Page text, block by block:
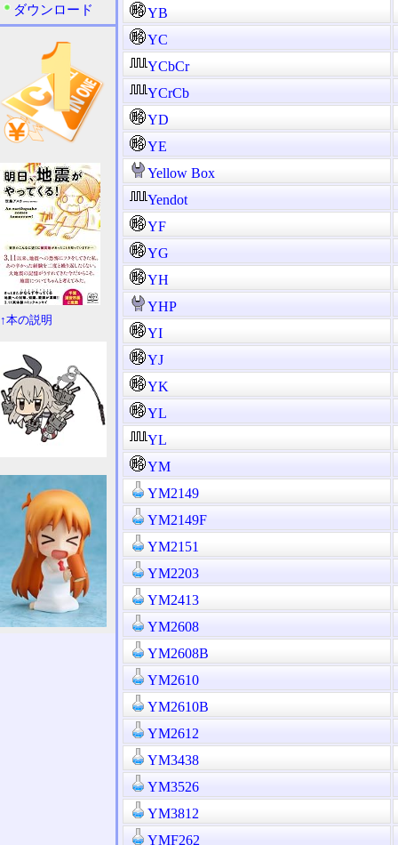
YB
YC
YCbCr
YCrCb
YD
YE
Yellow Box
Yendot
YF
YG
YH
YHP
YI
YJ
YK
YL
YL
YM
YM2149
YM2149F
YM2151
YM2203
YM2413
YM2608
YM2608B
YM2610
YM2610B
YM2612
YM3438
YM3526
YM3812
YMF262
ダウンロード
↑本の説明